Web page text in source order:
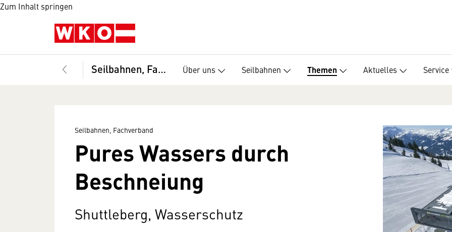
Zum Inhalt springen
Seilbahnen, Fachverband Über uns Seilbahnen Themen Aktuelles Service
Seilbahnen, Fachverband
Pures Wassers durch
Beschneiung
Shuttleberg, Wasserschutz